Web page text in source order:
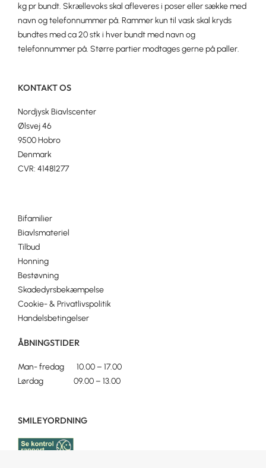
kg pr bundt. Skrællevoks skal afleveres i poser eller sække med
navn og telefonnummer på. Rammer kun til vask skal kryds
bundtes med ca 20 stk i hver bundt med navn og
telefonnummer på. Større partier modtages gerne på paller.
KONTAKT OS
Nordjysk Biavlscenter
Ølsvej 46
9500 Hobro
Denmark
CVR: 41481277
Bifamilier
Biavlsmateriel
Tilbud
Honning
Bestøvning
Skadedyrsbekæmpelse
Cookie- & Privatlivspolitik
Handelsbetingelser
ÅBNINGSTIDER
Man- fredag 10.00 – 17.00
Lørdag 09.00 – 13.00
SMILEYORDNING